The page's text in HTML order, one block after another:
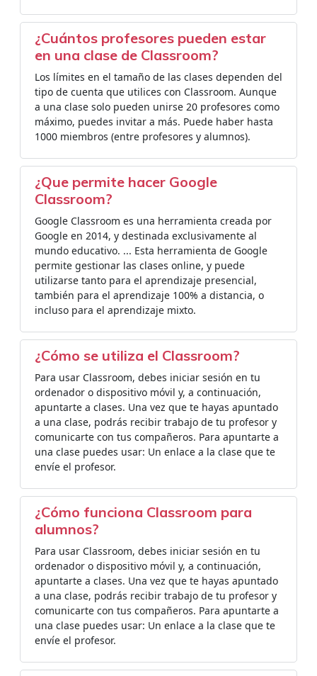
¿Cuántos profesores pueden estar
en una clase de Classroom?
Los límites en el tamaño de las clases dependen del
tipo de cuenta que utilices con Classroom. Aunque
a una clase solo pueden unirse 20 profesores como
máximo, puedes invitar a más. Puede haber hasta
1000 miembros (entre profesores y alumnos).
¿Que permite hacer Google
Classroom?
Google Classroom es una herramienta creada por
Google en 2014, y destinada exclusivamente al
mundo educativo. ... Esta herramienta de Google
permite gestionar las clases online, y puede
utilizarse tanto para el aprendizaje presencial,
también para el aprendizaje 100% a distancia, o
incluso para el aprendizaje mixto.
¿Cómo se utiliza el Classroom?
Para usar Classroom, debes iniciar sesión en tu
ordenador o dispositivo móvil y, a continuación,
apuntarte a clases. Una vez que te hayas apuntado
a una clase, podrás recibir trabajo de tu profesor y
comunicarte con tus compañeros. Para apuntarte a
una clase puedes usar: Un enlace a la clase que te
envíe el profesor.
¿Cómo funciona Classroom para
alumnos?
Para usar Classroom, debes iniciar sesión en tu
ordenador o dispositivo móvil y, a continuación,
apuntarte a clases. Una vez que te hayas apuntado
a una clase, podrás recibir trabajo de tu profesor y
comunicarte con tus compañeros. Para apuntarte a
una clase puedes usar: Un enlace a la clase que te
envíe el profesor.